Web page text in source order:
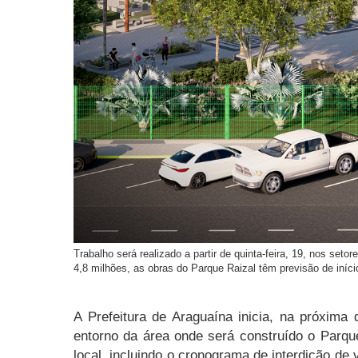
Trabalho será realizado a partir de quinta-feira, 19, nos
4,8 milhões, as obras do Parque Raizal têm previsão de
A Prefeitura de Araguaína inicia, na
entorno da área onde será construído o
local, incluindo o cronograma de interdição